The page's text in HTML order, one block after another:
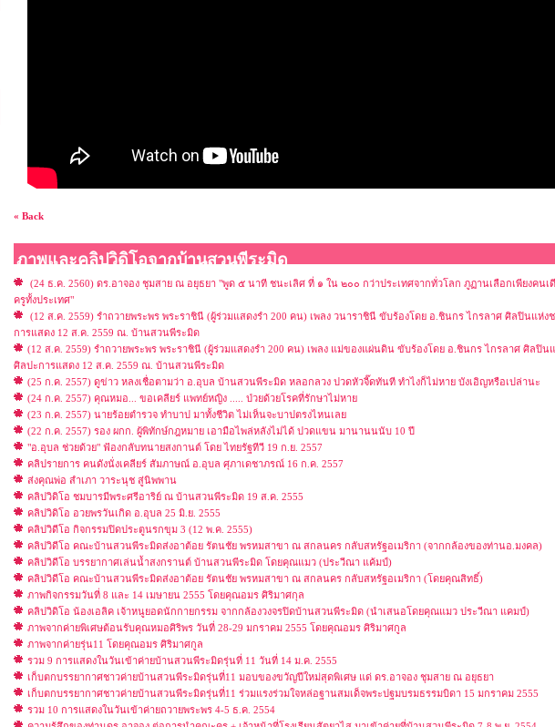
« Back
ภาพและคลิปวิดิโอจากบ้านสวนพีระมิด
(24 ธ.ค. 2560) ดร.อาจอง ชุมสาย ณ อยุธยา "พูด ๕ นาที ชนะเลิศ ที่ ๑ ใน ๒๐๐ กว่าประเทศจากทั่วโลก ภูฏานเลือกเพียงคนเ
ครูทั้งประเทศ"
(12 ส.ค. 2559) รำถวายพระพร พระราชินี (ผู้ร่วมแสดงรำ 200 คน) เพลง วนาราชินี ขับร้องโดย อ.ชินกร ไกรลาศ ศิลปินแห่ง
การแสดง 12 ส.ค. 2559 ณ. บ้านสวนพีระมิด
(12 ส.ค. 2559) รำถวายพระพร พระราชินี (ผู้ร่วมแสดงรำ 200 คน) เพลง แม่ของแผ่นดิน ขับร้องโดย อ.ชินกร ไกรลาศ ศิลปิน
ศิลปะการแสดง 12 ส.ค. 2559 ณ. บ้านสวนพีระมิด
(25 ก.ค. 2557) ดูข่าว หลงเชื่อตามว่า อ.อุบล บ้านสวนพีระมิด หลอกลวง ปวดหัวจี๊ดทันที ทำไงก็ไม่หาย บังเอิญหรือเปล่านะ
(24 ก.ค. 2557) คุณหมอ... ขอเคลียร์ แพทย์หญิง ..... ป่วยด้วยโรคที่รักษาไม่หาย
(23 ก.ค. 2557) นายร้อยตำรวจ ทำบาป มาทั้งชีวิต ไม่เห็นจะบาปตรงไหนเลย
(22 ก.ค. 2557) รอง ผกก. ผู้พิทักษ์กฎหมาย เอามือไพล่หลังไม่ได้ ปวดแขน มานานนนับ 10 ปี
"อ.อุบล ช่วยด้วย" ฟ้องกลับทนายสงกานต์ โดย ไทยรัฐทีวี 19 ก.ย. 2557
คลิปรายการ คนดังนั่งเคลียร์ สัมภาษณ์ อ.อุบล ศุภาเดชาภรณ์ 16 ก.ค. 2557
ส่งคุณพ่อ สำเภา วาระนุช สู่นิพพาน
คลิปวิดิโอ ชมบารมีพระศรีอาริย์ ณ บ้านสวนพีระมิด 19 ส.ค. 2555
คลิปวิดิโอ อวยพรวันเกิด อ.อุบล 25 มิ.ย. 2555
คลิปวิดีโอ กิจกรรมปิดประตูนรกขุม 3 (12 พ.ค. 2555)
คลิปวิดีโอ คณะบ้านสวนพีระมิดส่งอาต้อย รัตนชัย พรหมสาขา ณ สกลนคร กลับสหรัฐอเมริกา (จากกล้องของท่านอ.มงคล)
คลิปวิดีโอ บรรยากาศเล่นน้ำสงกรานต์ บ้านสวนพีระมิด โดยคุณแมว (ประวีณา แค้มป์)
คลิปวิดีโอ คณะบ้านสวนพีระมิดส่งอาต้อย รัตนชัย พรหมสาขา ณ สกลนคร กลับสหรัฐอเมริกา (โดยคุณสิทธิ์)
ภาพกิจกรรมวันที่ 8 และ 14 เมษายน 2555 โดยคุณอมร ศิริมาศกุล
คลิปวิดิโอ น้องเอลิค เจ้าหนูยอดนักกายกรรม จากกล้องวงจรปิดบ้านสวนพีระมิด (นำเสนอโดยคุณแมว ประวีณา แคมป์)
ภาพจากค่ายพิเศษต้อนรับคุณหมอศิริพร วันที่ 28-29 มกราคม 2555 โดยคุณอมร ศิริมาศกูล
ภาพจากค่ายรุ่น11 โดยคุณอมร ศิริมาศกูล
รวม 9 การแสดงในวันเข้าค่ายบ้านสวนพีระมิดรุ่นที่ 11 วันที่ 14 ม.ค. 2555
เก็บตกบรรยากาศชาวค่ายบ้านสวนพีระมิดรุ่นที่11 มอบของขวัญปีใหม่สุดพิเศษ แด่ ดร.อาจอง ชุมสาย ณ อยุธยา
เก็บตกบรรยากาศชาวค่ายบ้านสวนพีระมิดรุ่นที่11 ร่วมแรงร่วมใจหล่อฐานสมเด็จพระปฐมบรมธรรมบิดา 15 มกราคม 2555
รวม 10 การแสดงในวันเข้าค่ายถวายพระพร 4-5 ธ.ค. 2554